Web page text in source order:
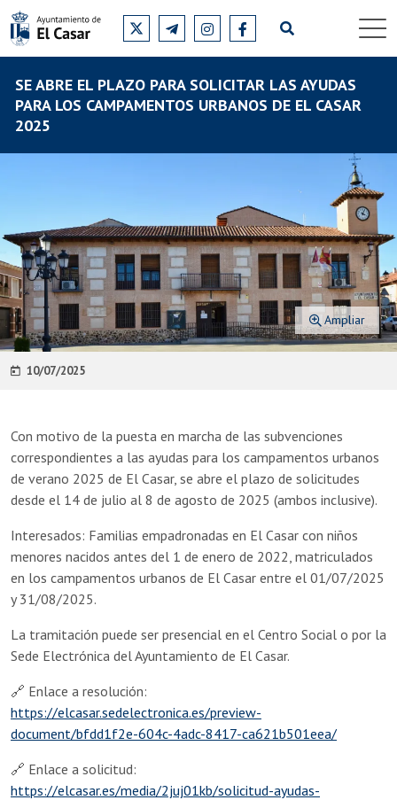
SE ABRE EL PLAZO PARA SOLICITAR LAS AYUDAS
PARA LOS CAMPAMENTOS URBANOS DE EL CASAR
2025
Ampliar
10/07/2025
Con motivo de la puesta en marcha de las subvenciones
correspondientes a las ayudas para los campamentos urbanos
de verano 2025 de El Casar, se abre el plazo de solicitudes
desde el 14 de julio al 8 de agosto de 2025 (ambos inclusive).
Interesados: Familias empadronadas en El Casar con niños
menores nacidos antes del 1 de enero de 2022, matriculados
en los campamentos urbanos de El Casar entre el 01/07/2025
y 31/08/2025.
La tramitación puede ser presencial en el Centro Social o por la
Sede Electrónica del Ayuntamiento de El Casar.
🔗 Enlace a resolución:
https://elcasar.sedelectronica.es/preview-
document/bfdd1f2e-604c-4adc-8417-ca621b501eea/
🔗 Enlace a solicitud:
https://elcasar.es/media/2juj01kb/solicitud-ayudas-